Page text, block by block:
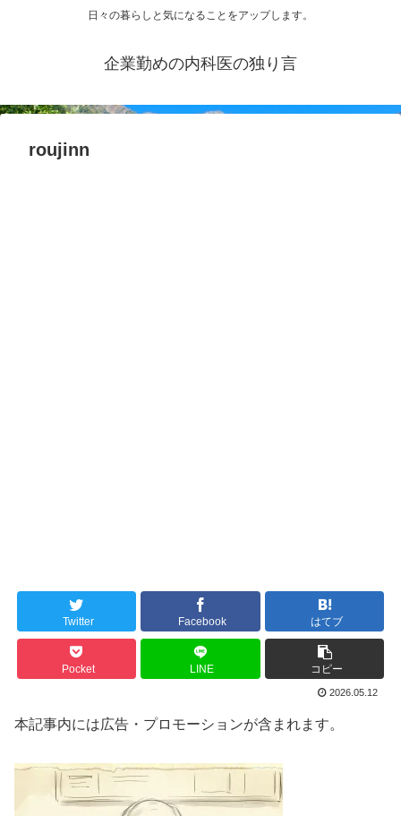
日々の暮らしと気になることをアップします。
企業勤めの内科医の独り言
roujinn
Twitter Facebook はてブ
Pocket LINE コピー
2026.05.12
本記事内には広告・プロモーションが含まれます。